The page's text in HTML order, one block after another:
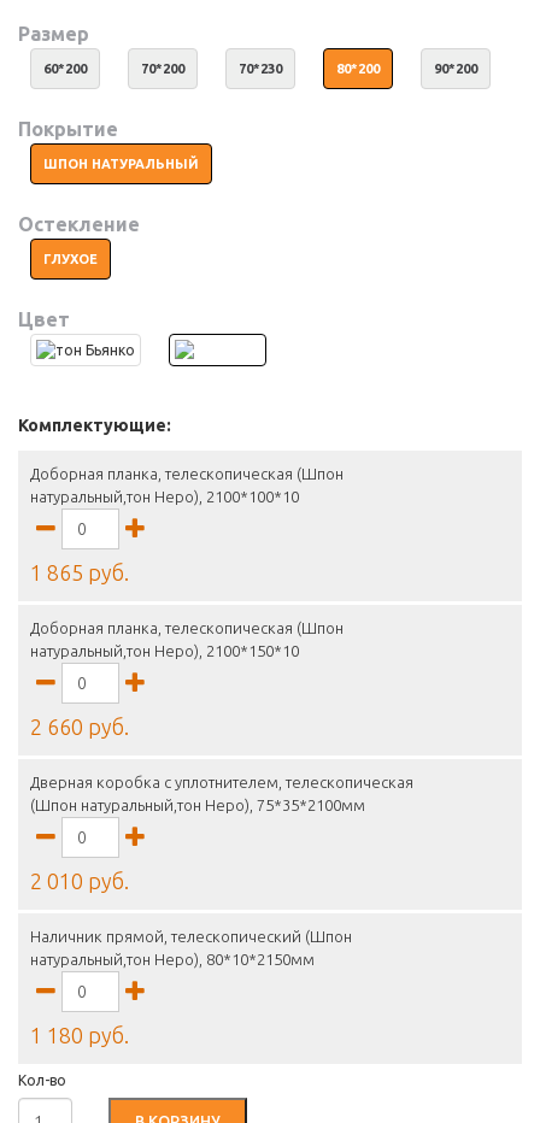
Размер
60*200 70*200 70*230 80*200 90*200
Покрытие
ШПОН НАТУРАЛЬНЫЙ
Остекление
ГЛУХОЕ
Цвет
Комплектующие:
Доборная планка, телескопическая (Шпон
натуральный,тон Неро), 2100*100*10
1 865 руб.
Доборная планка, телескопическая (Шпон
натуральный,тон Неро), 2100*150*10
2 660 руб.
Дверная коробка с уплотнителем, телескопическая
(Шпон натуральный,тон Неро), 75*35*2100мм
2 010 руб.
Наличник прямой, телескопический (Шпон
натуральный,тон Неро), 80*10*2150мм
1 180 руб.
Кол-во